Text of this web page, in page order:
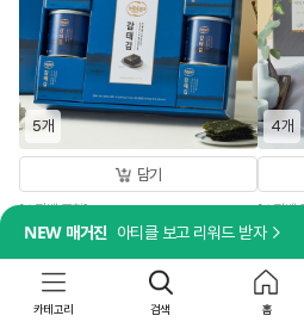
5개
담기
[쇼핑백 포함]
[26추석 선물세트특가]비비고 감태김
244,500
%163,815
4개
[쇼핑백
[26추
23
NEW 매거진 아티클 보고 리워드 받자
카테고리 검색 홈